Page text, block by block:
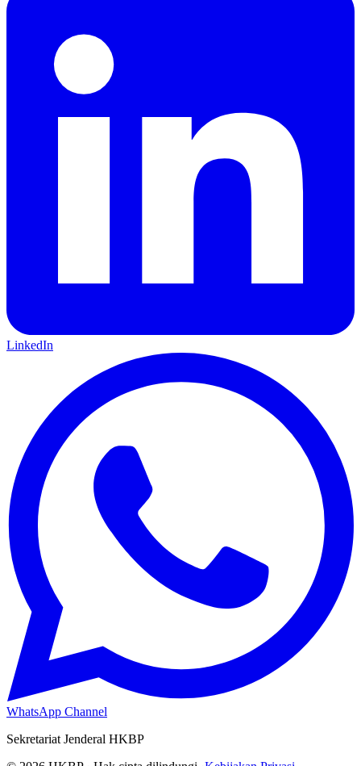
LinkedIn
WhatsApp Channel
Sekretariat Jenderal HKBP